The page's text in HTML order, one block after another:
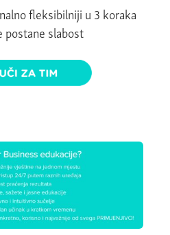
fleksibilniji u 3 koraka
postane slabost